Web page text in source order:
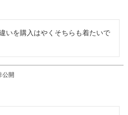
いを購入はやくそちらも着たいで
公開